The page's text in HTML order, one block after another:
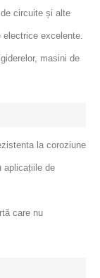
circuite și alte
electrice excelente.
masini de
la coroziune
aplicațiile de
care nu